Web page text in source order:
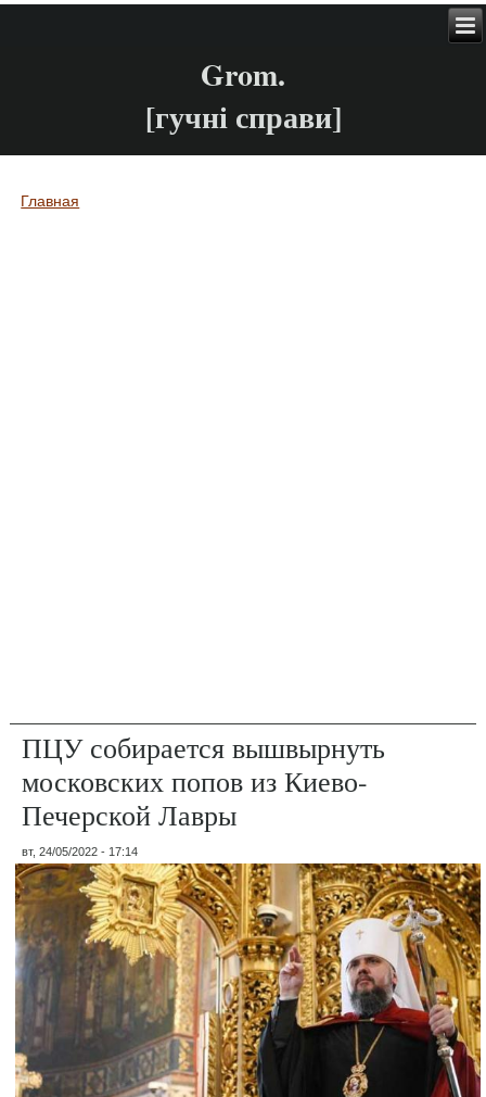
Grom.
[гучні справи]
Вы здесь
Главная
ПЦУ собирается вышвырнуть
московских попов из Киево-
Печерской Лавры
вт, 24/05/2022 - 17:14